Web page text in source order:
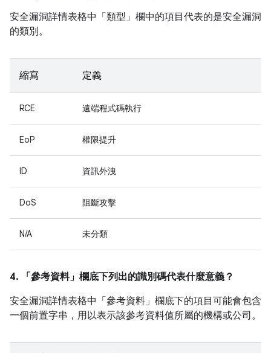
安全漏洞詳情表格中「類型」 欄中的項目代表的是安全漏洞
的類別。
縮寫 定義
RCE 遠端程式碼執行
EoP 權限提升
ID 資訊外洩
DoS 阻斷攻擊
N/A 未分類
4. 「參考資料」 欄底下列出的識別碼代表什麼意義？
安全漏洞詳情表格中「參考資料」 欄底下的項目可能會包含
一個前置字串，用以表示該參考資料值所屬的機構或公司。